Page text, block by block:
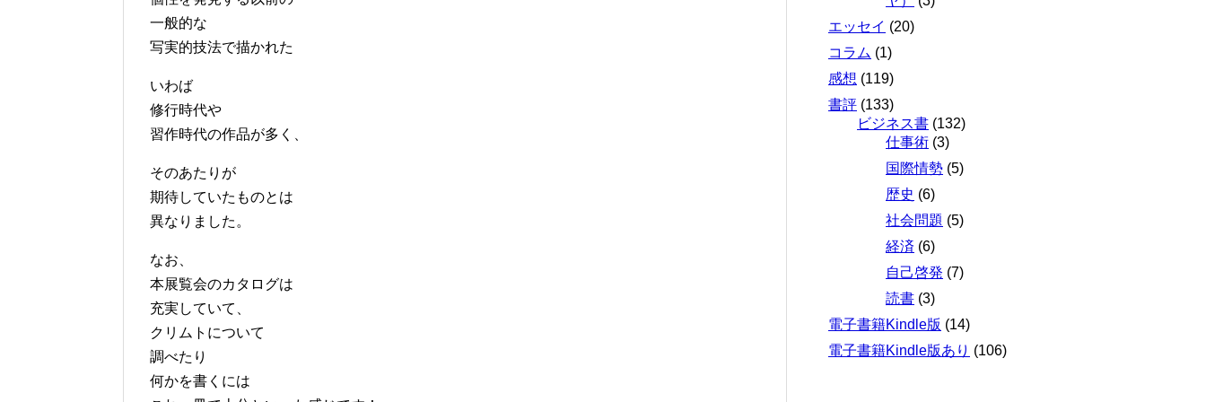
一般的な
写実的技法で描かれた
いわば
修行時代や
習作時代の作品が多く、
そのあたりが
期待していたものとは
異なりました。
なお、
本展覧会のカタログは
充実していて、
クリムトについて
調べたり
何かを書くには
エッセイ (20)
コラム (1)
感想 (119)
書評 (133)
ビジネス書 (132)
仕事術 (3)
国際情勢 (5)
歴史 (6)
社会問題 (5)
経済 (6)
自己啓発 (7)
読書 (3)
電子書籍Kindle版 (14)
電子書籍Kindle版あり (106)